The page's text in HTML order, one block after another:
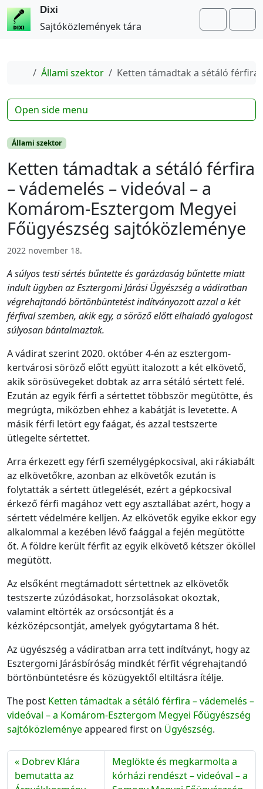
Dixi
Sajtóközlemények tára
Home
Állami szektor Ketten támadtak a sétáló férfira
Állami szektor
Ketten támadtak a sétáló férfira
– vádemelés – videóval – a
Komárom-Esztergom Megyei
Főügyészség sajtóközleménye
2022 november 18.
A súlyos testi sértés bűntette és garázdaság bűntette miatt
indult ügyben az Esztergomi Járási Ügyészség a vádiratban
végrehajtandó börtönbüntetést indítványozott azzal a két
férfival szemben, akik egy, a söröző előtt elhaladó gyalogost
súlyosan bántalmaztak.
A vádirat szerint 2020. október 4-én az esztergom-
kertvárosi söröző előtt együtt italozott a két elkövető,
akik sörösüvegeket dobtak az arra sétáló sértett felé.
Ezután az egyik férfi a sértettet többször megütötte, és
megrúgta, miközben ehhez a kabátját is levetette. A
másik férfi letört egy faágat, és azzal testszerte
ütlegelte sértettet.
Arra érkezett egy férfi személygépkocsival, aki rákiabált
az elkövetőkre, azonban az elkövetők ezután is
folytatták a sértett ütlegelését, ezért a gépkocsival
érkező férfi magához vett egy asztallábat azért, hogy a
sértett védelmére kelljen. Az elkövetők egyike ekkor egy
alkalommal a kezében lévő faággal a fején megütötte
őt. A földre került férfit az egyik elkövető kétszer ököllel
megütött.
Az elsőként megtámadott sértettnek az elkövetők
testszerte zúzódásokat, horzsolásokat okoztak,
valamint eltörték az orsócsontját és a
kézközépcsontját, amelyek gyógytartama 8 hét.
Az ügyészség a vádiratban arra tett indítványt, hogy az
Esztergomi Járásbíróság mindkét férfit végrehajtandó
börtönbüntetésre és közügyektől eltiltásra ítélje.
The post Ketten támadtak a sétáló férfira – vádemelés –
videóval – a Komárom-Esztergom Megyei Főügyészség
sajtóközleményeappeared first on Ügyészség.
Dobrev Klára
bemutatta az
Meglökte és megkarmolta a
kórházi rendészt – videóval – a
Open side menu